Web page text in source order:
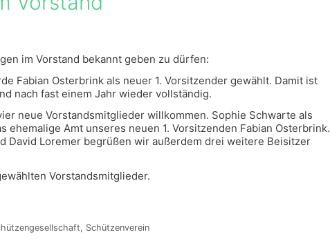
im Vorstand bekannt geben zu dürfen:
Fabian Osterbrink als neuer 1. Vorsitzender gewählt. Damit ist
nach fast einem Jahr wieder vollständig.
neue Vorstandsmitglieder willkommen. Sophie Schwarte als
ehemalige Amt unseres neuen 1. Vorsitzenden Fabian Osterbrink.
David Loremer begrüßen wir außerdem drei weitere Beisitzer
Vorstandsmitglieder.
, Schützenverein